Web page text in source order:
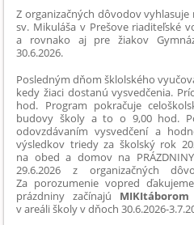
Z organizačných dôvodov
sv. Mikuláša v Prešove riaditeľské
a rovnako aj pre žiakov
30.6.2026.
Posledným dňom šklolského
kedy žiaci dostanú vysvedčenia.
hod. Program pokračuje
budovy školy a to o 9,00 hod.
odovzdávaním vysvedčení a
výsledkov triedy za školský rok
na obed a domov na
29.6.2026 z organizačných
Za porozumenie vopred
prázdniny začínajú MIKItáborom
v areáli školy v dňoch 30.6.2026-